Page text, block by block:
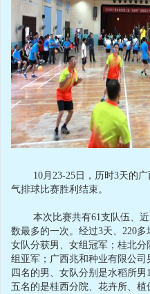
10月23-25日，历时3天的广
气排球比赛胜利结束。
本次比赛共有61支队伍、近
数最多的一次。经过3天、220多
女队分获男、女组冠军；桂北
组亚军；广西兆和种业有限公
四名的男、女队分别是水稻所
五名的是桂西分院、花卉所、